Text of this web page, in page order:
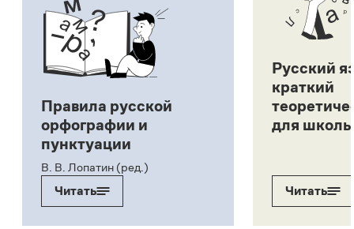
Правила русской
орфографии и
пунктуации
В. В. Лопатин (ред.)
Читать
Русский
краткий
для
Читать